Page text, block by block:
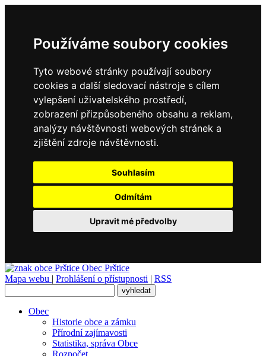
Používáme soubory cookies
Tyto webové stránky používají soubory
cookies a další sledovací nástroje s cílem
vylepšení uživatelského prostředí,
zobrazení přizpůsobeného obsahu a reklam,
analýzy návštěvnosti webových stránek a
zjištění zdroje návštěvnosti.
Souhlasím
Odmítám
Upravit mé předvolby
Obec Prštice
Mapa webu | Prohlášení o přístupnosti | RSS
Obec
Historie obce a zámku
Přírodní zajímavosti
Statistika, správa Obce
Rozpočet